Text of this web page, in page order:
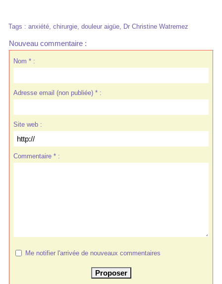
Tags : anxiété, chirurgie, douleur aigüe, Dr Christine Watremez
Nouveau commentaire :
Nom * :
Adresse email (non publiée) * :
Site web :
Commentaire * :
Me notifier l'arrivée de nouveaux commentaires